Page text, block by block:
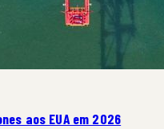
aos EUA em 2026